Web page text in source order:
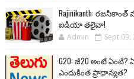
Rajinikanth:
ఐడియా తలైవా!
Admin Sept 09,
G20: జీ20 అంటే ఏంటి?
ఎందుకింత ప్రాధాన్యత?